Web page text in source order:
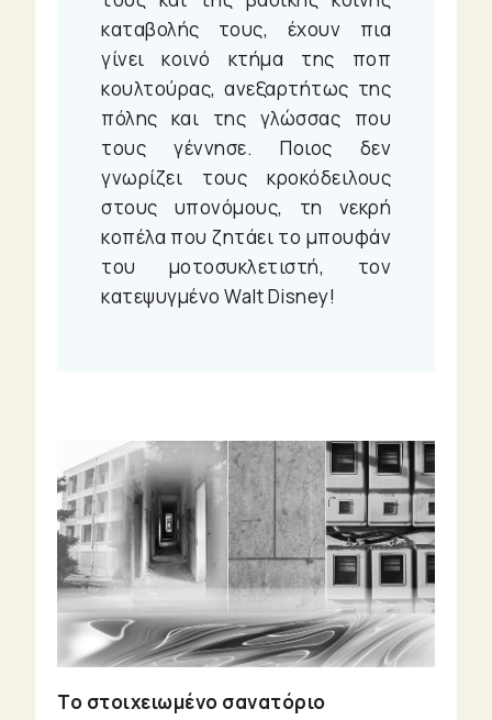
καταβολής τους, έχουν πια
γίνει κοινό κτήμα της ποπ
κουλτούρας, ανεξαρτήτως της
πόλης και της γλώσσας που
τους γέννησε. Ποιος δεν
γνωρίζει τους κροκόδειλους
στους υπονόμους, τη νεκρή
κοπέλα που ζητάει το μπουφάν
του μοτοσυκλετιστή, τον
κατεψυγμένο Walt Disney!
Το στοιχειωμένο σανατόριο